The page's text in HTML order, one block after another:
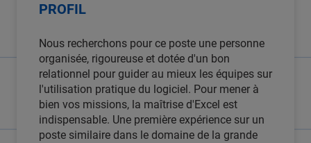
PROFIL
Nous recherchons pour ce poste une personne
organisée, rigoureuse et dotée d'un bon
relationnel pour guider au mieux les équipes sur
l'utilisation pratique du logiciel. Pour mener à
bien vos missions, la maîtrise d'Excel est
indispensable. Une première expérience sur un
poste similaire dans le domaine de la grande